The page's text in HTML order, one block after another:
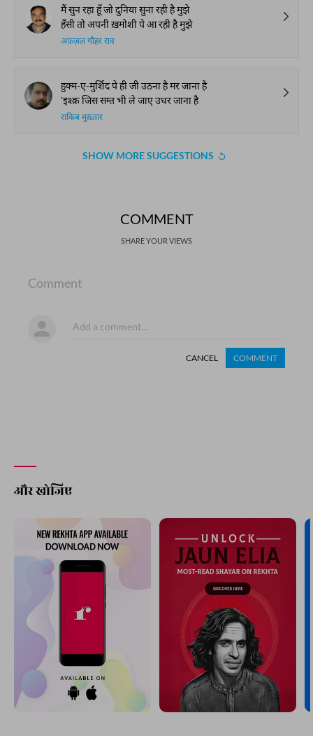
मैं सुन रहा हूँ जो दुनिया सुना रही है मुझे
हँसी तो अपनी ख़मोशी पे आ रही है मुझे
अफ़ज़ल गौहर राव
हुक्म-ए-मुर्शिद पे ही जी उठना है मर जाना है
'इश्क़ जिस सम्त भी ले जाए उधर जाना है
राकिब मुख़्तार
SHOW MORE SUGGESTIONS
COMMENT
SHARE YOUR VIEWS
Comment
CANCEL COMMENT
और खोजिए